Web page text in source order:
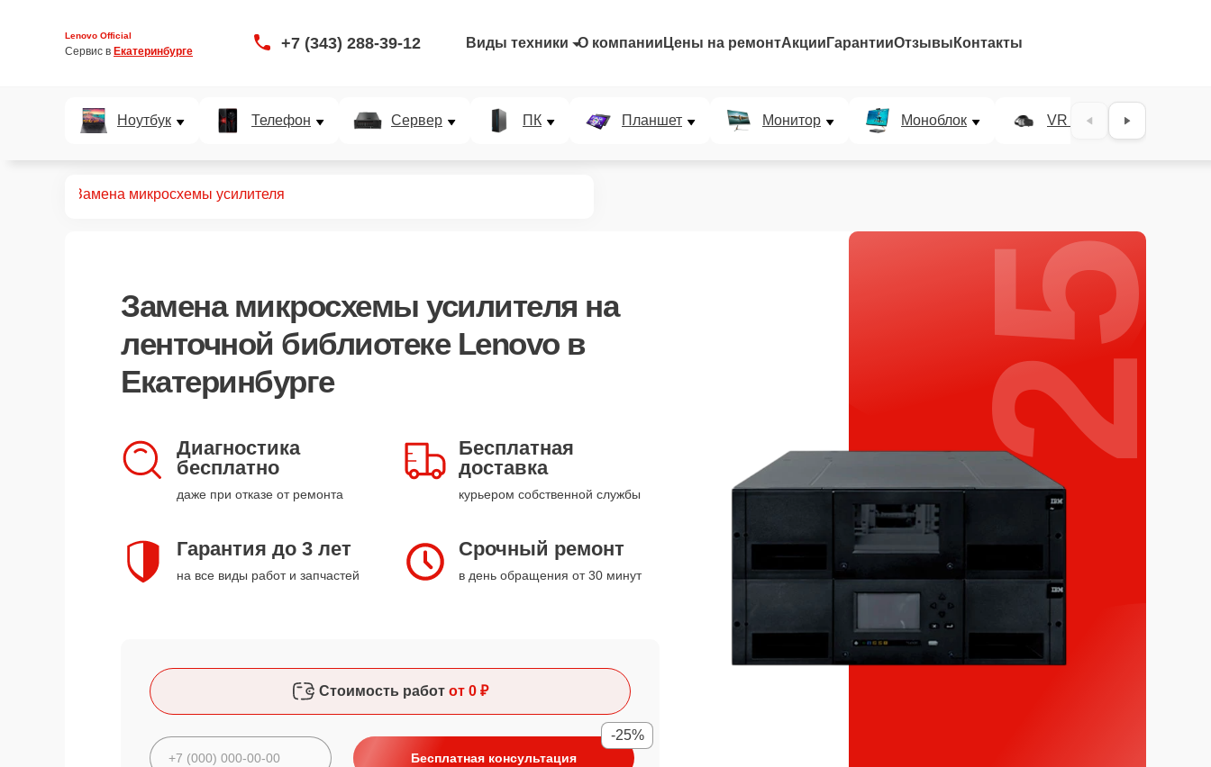
Lenovo Official
Сервис в Екатеринбурге +7 (343) 288-39-12 Виды техники О компании Цены на ремонтАкции ГарантииОтзывы Контакты
Ноутбук Телефон Сервер ПК Планшет Монитор Моноблок VR система
Замена микросхемы усилителя
Замена микросхемы усилителя на
ленточной библиотеке Lenovo в
Екатеринбурге
Диагностика
бесплатно
даже при отказе от ремонта
Бесплатная
доставка
курьером собственной службы
Гарантия до 3 лет
на все виды работ и запчастей
Срочный ремонт
в день обращения от 30 минут
Стоимость работ от 0 ₽
Бесплатная консультация
-25%
25%